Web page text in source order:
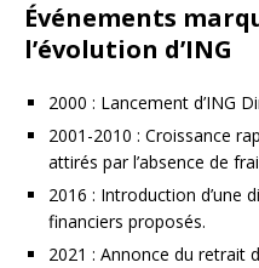
Événements
l’évolution d’ING
2000 : Lancement d’ING
2001-2010 : Croissance
attirés par l’absence de
2016 : Introduction d’une
financiers proposés.
2021 : Annonce du retrait